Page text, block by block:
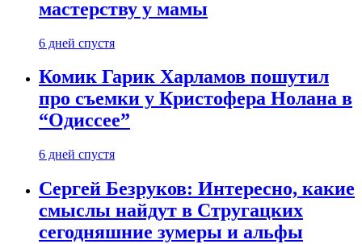
мастерству у мамы
6 дней спустя
Комик Гарик Харламов пошутил
про съемки у Кристофера Нолана в
“Одиссее”
6 дней спустя
Сергей Безруков: Интересно, какие
смыслы найдут в Стругацких
сегодняшние зумеры и альфы